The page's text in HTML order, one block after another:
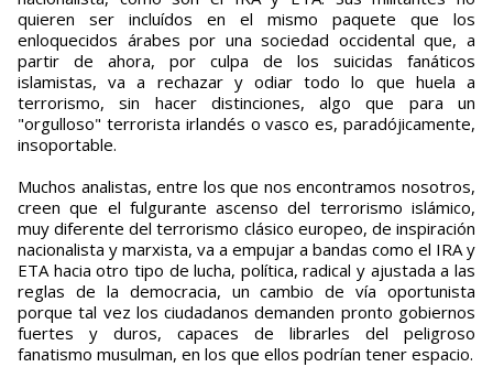
quieren ser incluídos en el mismo paquete que los
enloquecidos árabes por una sociedad occidental que, a
partir de ahora, por culpa de los suicidas fanáticos
islamistas, va a rechazar y odiar todo lo que huela a
terrorismo, sin hacer distinciones, algo que para un
"orgulloso" terrorista irlandés o vasco es, paradójicamente,
insoportable.
Muchos analistas, entre los que nos encontramos nosotros,
creen que el fulgurante ascenso del terrorismo islámico,
muy diferente del terrorismo clásico europeo, de inspiración
nacionalista y marxista, va a empujar a bandas como el IRA y
ETA hacia otro tipo de lucha, política, radical y ajustada a las
reglas de la democracia, un cambio de vía oportunista
porque tal vez los ciudadanos demanden pronto gobiernos
fuertes y duros, capaces de librarles del peligroso
fanatismo musulman, en los que ellos podrían tener espacio.